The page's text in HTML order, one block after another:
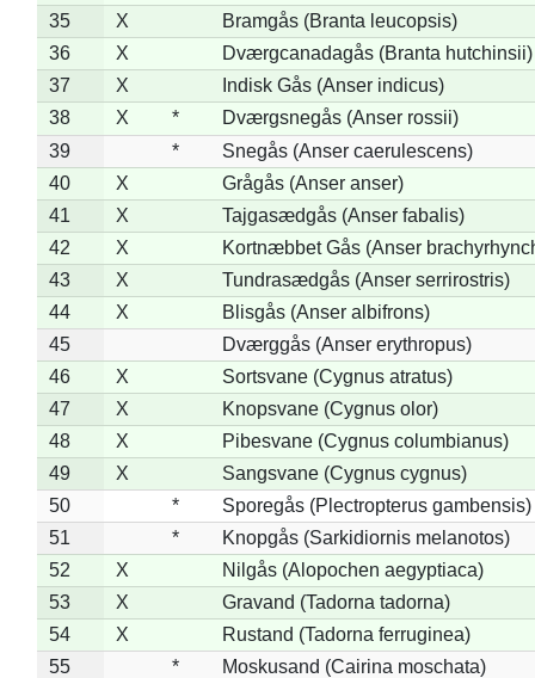
35
X
Bramgås (Branta leucopsis)
36
X
Dværgcanadagås (Branta hutchinsii)
37
X
Indisk Gås (Anser indicus)
38
X *
Dværgsnegås (Anser rossii)
39
*
Snegås (Anser caerulescens)
40
X
Grågås (Anser anser)
41
X
Tajgasædgås (Anser fabalis)
42
X
Kortnæbbet Gås (Anser
43
X
Tundrasædgås (Anser serrirostris)
44
X
Blisgås (Anser albifrons)
45
Dværggås (Anser erythropus)
46
X
Sortsvane (Cygnus atratus)
47
X
Knopsvane (Cygnus olor)
48
X
Pibesvane (Cygnus columbianus)
49
X
Sangsvane (Cygnus cygnus)
50
*
Sporegås (Plectropterus gambensis)
51
*
Knopgås (Sarkidiornis melanotos)
52
X
Nilgås (Alopochen aegyptiaca)
53
X
Gravand (Tadorna tadorna)
54
X
Rustand (Tadorna ferruginea)
55
*
Moskusand (Cairina moschata)